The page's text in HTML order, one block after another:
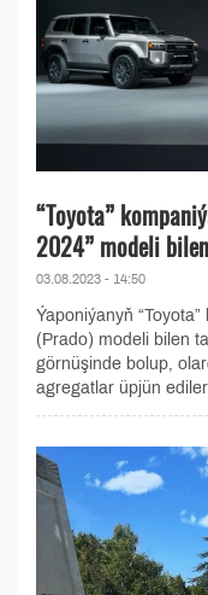
“Toyota”
2024” modeli
03.08.2023 - 14:50
Ýaponiýanyň
(Prado) modeli bilen
görnüşinde bolup,
agregatlar üpjün